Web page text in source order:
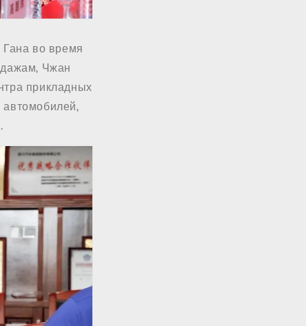
Гана во время
Чжан
прикладных
автомобилей,